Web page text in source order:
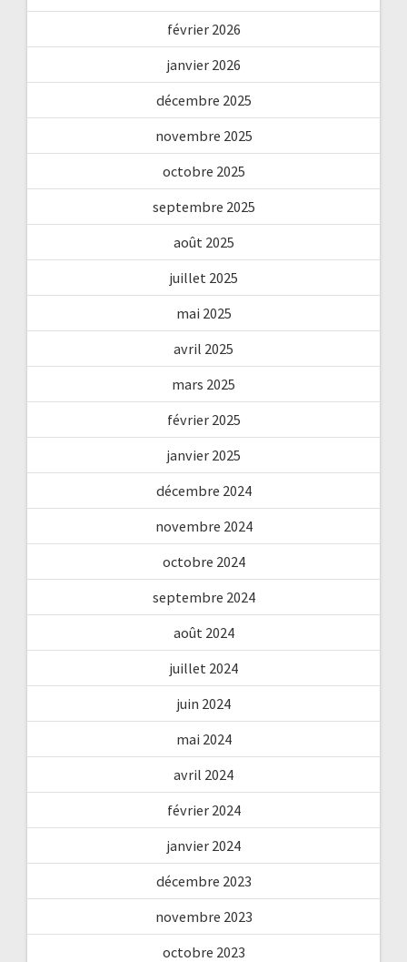
février 2026
janvier 2026
décembre 2025
novembre 2025
octobre 2025
septembre 2025
août 2025
juillet 2025
mai 2025
avril 2025
mars 2025
février 2025
janvier 2025
décembre 2024
novembre 2024
octobre 2024
septembre 2024
août 2024
juillet 2024
juin 2024
mai 2024
avril 2024
février 2024
janvier 2024
décembre 2023
novembre 2023
octobre 2023